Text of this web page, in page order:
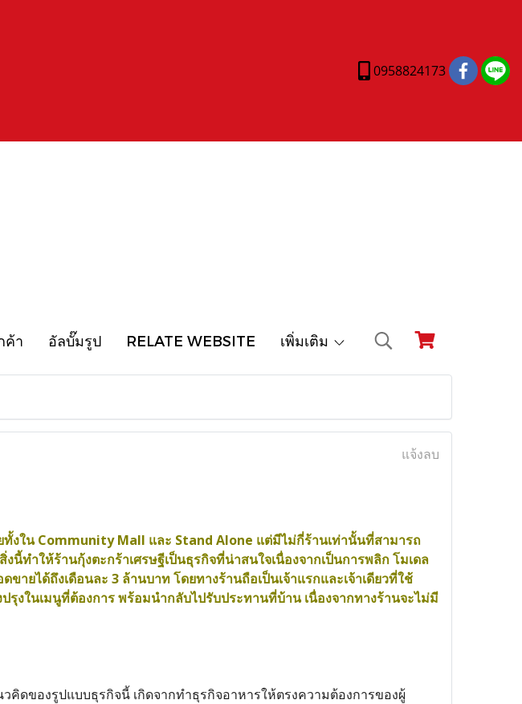
0958824173
ค้า อัลบั๊มรูป RELATE WEBSITE เพิ่มเติม
แจ้งลบ
ทั้งใน Community Mall และ Stand Alone แต่มีไม่กี่ร้านเท่านั้นที่สามารถ
นี้ทำให้ร้านกุ้งตะกร้าเศรษฐีเป็นธุรกิจที่น่าสนใจเนื่องจากเป็นการพลิก โมเดล
ายได้ถึงเดือนละ 3 ล้านบาท โดยทางร้านถือเป็นเจ้าแรกและเจ้าเดียวที่ใช้
งในเมนูที่ต้องการ พร้อมนำกลับไปรับประทานที่บ้าน เนื่องจากทางร้านจะไม่มี
คิดของรูปแบบธุรกิจนี้ เกิดจากทำธุรกิจอาหารให้ตรงความต้องการของผู้